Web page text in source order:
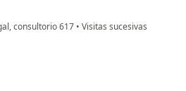
consultorio 617 • Visitas sucesivas